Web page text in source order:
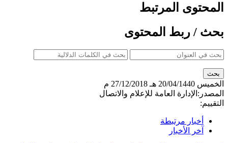
المحتوى المرتبط
بحث / ربط المحتوى
الخميس 20/04/1440 هـ
27/12/2018 م
المصدر: الإدارة العامة للإعلام والاتصال
التقييم:
أخبار مرتبطة
آخر الأخبار